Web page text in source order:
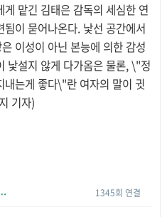
맡긴 김태은 감독의 세심한 연
이 묻어나온다. 낯선 공간에서
이성이 아닌 본능에 의한 감성
낯설지 않게 다가옴은 물론, \"정
내는게 좋다\"란 여자의 말이 귓
기자)
1345회 연결